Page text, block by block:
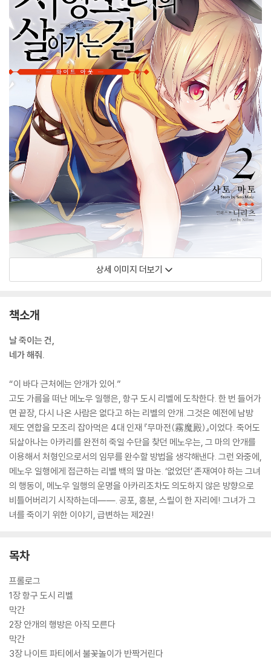
상세 이미지 더보기
책소개
날 죽이는 건,
네가 해줘.
“이 바다 근처에는 안개가 있어.”
고도 가름을 떠난 메노우 일행은, 항구 도시 리벨에 도착한다. 한 번 들어가
면 끝장, 다시 나온 사람은 없다고 하는 리벨의 안개. 그것은 예전에 남방
제도 연합을 모조리 잡아먹은 4대 인재 『무마전(霧魔殿)』이었다. 죽어도
되살아나는 아카리를 완전히 죽일 수단을 찾던 메노우는, 그 마의 안개를
이용해서 처형인으로서의 임무를 완수할 방법을 생각해낸다. 그런 와중에,
메노우 일행에게 접근하는 리벨 백의 딸 마논. ‘없었던’ 존재여야 하는 그녀
의 행동이, 메노우 일행의 운명을 아카리조차도 의도하지 않은 방향으로
비틀어버리기 시작하는데――. 공포, 흥분, 스릴이 한 자리에! 그녀가 그
녀를 죽이기 위한 이야기, 급변하는 제2권!
목차
프롤로그
1장 항구 도시 리벨
막간
2장 안개의 행방은 아직 모른다
막간
3장 나이트 파티에서 불꽃놀이가 반짝거린다